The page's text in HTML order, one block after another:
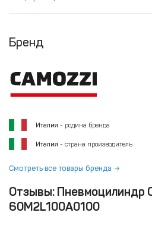
Бренд
Италия - родина бренда
Италия - страна производитель
Смотреть все товары бренда
Отзывы: Пневмоцилиндр
60M2L100A0100